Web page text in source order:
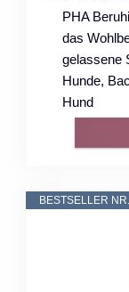
PHA
das
gelassene
Hunde,
Hund
BESTSELLER